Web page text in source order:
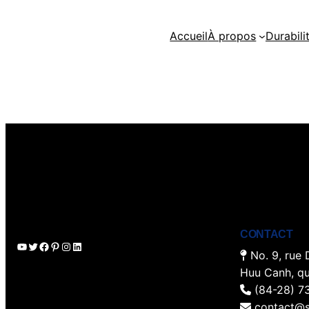
AccueilÀ propos
YouTube Twitter Facebook Pinterest Instagram LinkedIn
CONTACT
No. 9, rue
Huu Canh,
(84-28)